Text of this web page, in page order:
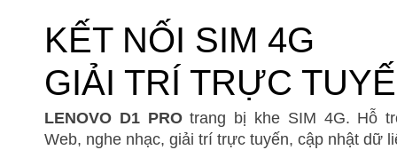
KẾT NỐI SIM 4G
GIẢI TRÍ TRỰC
LENOVO D1 PROtrang bị khe SIM 4G. Hỗ
Web, nghe nhạc, giải trí trực tuyến, cập nhật dữ